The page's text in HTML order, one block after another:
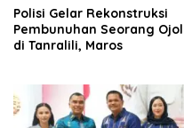
Polisi Gelar Rekonstruksi
Pembunuhan Seorang Ojol
di Tanralili, Maros